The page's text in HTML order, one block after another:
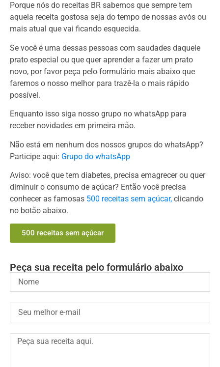
Porque nós do receitas BR sabemos que sempre tem
aquela receita gostosa seja do tempo de nossas avós ou
mais atual que vai ficando esquecida.
Se você é uma dessas pessoas com saudades daquele
prato especial ou que quer aprender a fazer um prato
novo, por favor peça pelo formulário mais abaixo que
faremos o nosso melhor para trazê-la o mais rápido
possível.
Enquanto isso siga nosso grupo no whatsApp para
receber novidades em primeira mão.
Não está em nenhum dos nossos grupos do whatsApp?
Participe aqui: Grupo do whatsApp
Aviso: você que tem diabetes, precisa emagrecer ou quer
diminuir o consumo de açúcar? Então você precisa
conhecer as famosas 500 receitas sem açúcar, clicando
no botão abaixo.
500 receitas sem açúcar
Peça sua receita pelo formulário abaixo